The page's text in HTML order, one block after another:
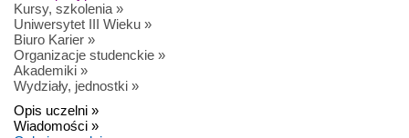
Kursy, szkolenia »
Uniwersytet III Wieku »
Biuro Karier »
Organizacje studenckie »
Akademiki »
Wydziały, jednostki »
Opis uczelni »
Wiadomości »